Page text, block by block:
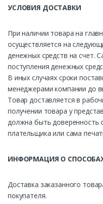
УСЛОВИЯ ДОСТАВКИ
При наличии товара на
осуществляется на
денежных средств на счет.
поступления денежных
В иных случаях сроки
менеджерами компании до
Товар доставляется в
получении товара у
должна быть доверенность
плательщика или сама
ИНФОРМАЦИЯ О
Доставка заказанного
покупателя.